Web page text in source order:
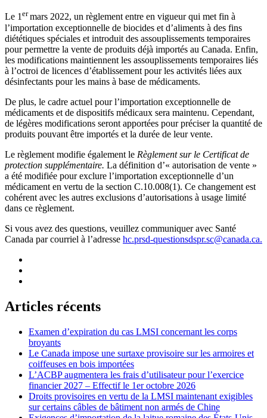
Le 1ermars 2022, un règlement entre en vigueur qui met fin à
l’importation exceptionnelle de biocides et d’aliments à des fins
diététiques spéciales et introduit des assouplissements temporaires
pour permettre la vente de produits déjà importés au Canada. Enfin,
les modifications maintiennent les assouplissements temporaires liés
à l’octroi de licences d’établissement pour les activités liées aux
désinfectants pour les mains à base de médicaments.
De plus, le cadre actuel pour l’importation exceptionnelle de
médicaments et de dispositifs médicaux sera maintenu. Cependant,
de légères modifications seront apportées pour préciser la quantité de
produits pouvant être importés et la durée de leur vente.
Le règlement modifie également le Règlement sur le Certificat de
protection supplémentaire. La définition d’« autorisation de vente »
a été modifiée pour exclure l’importation exceptionnelle d’un
médicament en vertu de la section C.10.008(1). Ce changement est
cohérent avec les autres exclusions d’autorisations à usage limité
dans ce règlement.
Si vous avez des questions, veuillez communiquer avec Santé
Canada par courriel à l’adresse hc.prsd-questionsdspr.sc@canada.ca.
Articles récents
Examen d’expiration du cas LMSI concernant les corps
broyants
Le Canada impose une surtaxe provisoire sur les armoires et
coiffeuses en bois importées
L’ACBP augmentera les frais d’utilisateur pour l’exercice
financier 2027 – Effectif le 1er octobre 2026
Droits provisoires en vertu de la LMSI maintenant exigibles
sur certains câbles de bâtiment non armés de Chine